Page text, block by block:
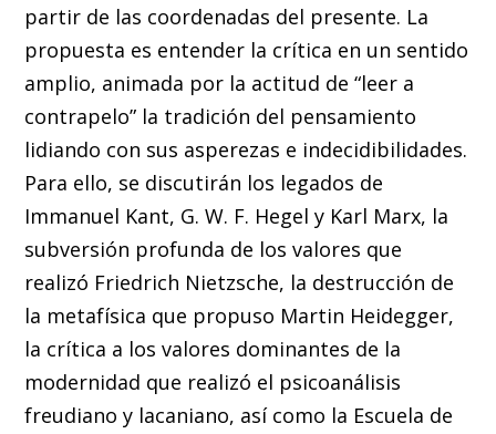
partir de las coordenadas del presente. La
propuesta es entender la crítica en un sentido
amplio, animada por la actitud de “leer a
contrapelo” la tradición del pensamiento
lidiando con sus asperezas e indecidibilidades.
Para ello, se discutirán los legados de
Immanuel Kant, G. W. F. Hegel y Karl Marx, la
subversión profunda de los valores que
realizó Friedrich Nietzsche, la destrucción de
la metafísica que propuso Martin Heidegger,
la crítica a los valores dominantes de la
modernidad que realizó el psicoanálisis
freudiano y lacaniano, así como la Escuela de